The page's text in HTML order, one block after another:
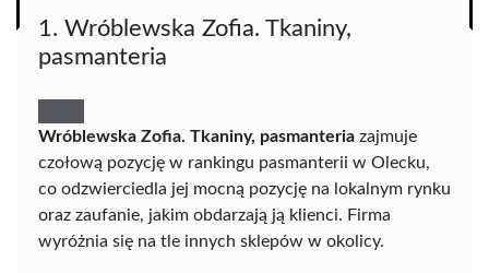
1. Wróblewska Zofia. Tkaniny,
pasmanteria
Wróblewska Zofia. Tkaniny, pasmanteria zajmuje
czołową pozycję w rankingu pasmanterii w Olecku,
co odzwierciedla jej mocną pozycję na lokalnym rynku
oraz zaufanie, jakim obdarzają ją klienci. Firma
wyróżnia się na tle innych sklepów w okolicy.